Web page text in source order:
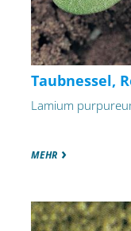
Taubnessel,
Lamium
MEHR